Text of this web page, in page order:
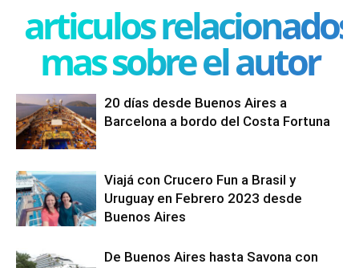
articulos relacionados
mas sobre el autor
20 días desde Buenos Aires a
Barcelona a bordo del Costa Fortuna
Viajá con Crucero Fun a Brasil y
Uruguay en Febrero 2023 desde
Buenos Aires
De Buenos Aires hasta Savona con